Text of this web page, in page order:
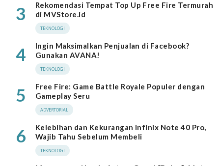
3
Rekomendasi Tempat Top Up Free Fire Termurah
di MVStore.id
TEKNOLOGI
4
Ingin Maksimalkan Penjualan di Facebook?
Gunakan AVANA!
TEKNOLOGI
5
Free Fire: Game Battle Royale Populer dengan
Gameplay Seru
ADVERTORIAL
6
Kelebihan dan Kekurangan Infinix Note 40 Pro,
Wajib Tahu Sebelum Membeli
TEKNOLOGI